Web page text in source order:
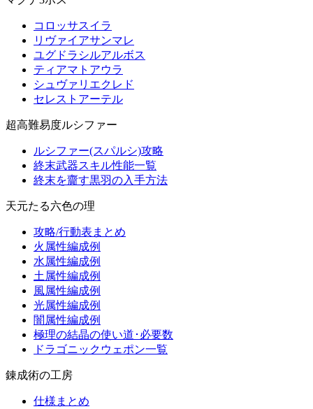
コロッサスイラ
リヴァイアサンマレ
ユグドラシルアルボス
ティアマトアウラ
シュヴァリエクレド
セレストアーテル
超高難易度ルシファー
ルシファー(スパルシ)攻略
終末武器スキル性能一覧
終末を齎す黒羽の入手方法
天元たる六色の理
攻略/行動表まとめ
火属性編成例
水属性編成例
土属性編成例
風属性編成例
光属性編成例
闇属性編成例
極理の結晶の使い道･必要数
ドラゴニックウェポン一覧
錬成術の工房
仕様まとめ